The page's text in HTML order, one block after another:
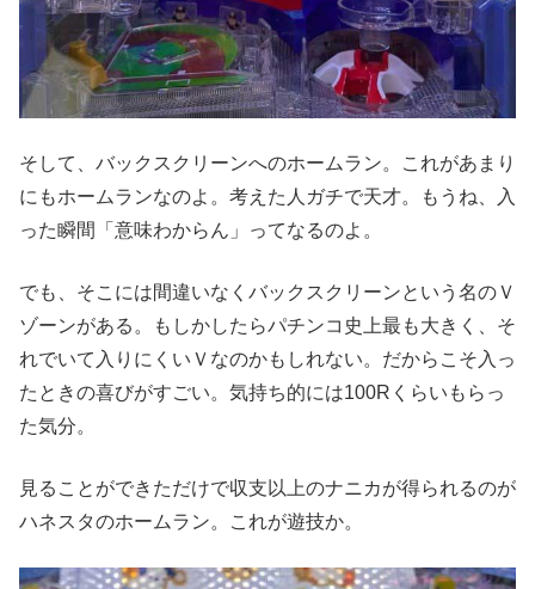
そして、バックスクリーンへのホームラン。これがあまり
にもホームランなのよ。考えた人ガチで天才。もうね、入
った瞬間「意味わからん」ってなるのよ。
でも、そこには間違いなくバックスクリーンという名のＶ
ゾーンがある。もしかしたらパチンコ史上最も大きく、そ
れでいて入りにくいＶなのかもしれない。だからこそ入っ
たときの喜びがすごい。気持ち的には100Rくらいもらっ
た気分。
見ることができただけで収支以上のナニカが得られるのが
ハネスタのホームラン。これが遊技か。